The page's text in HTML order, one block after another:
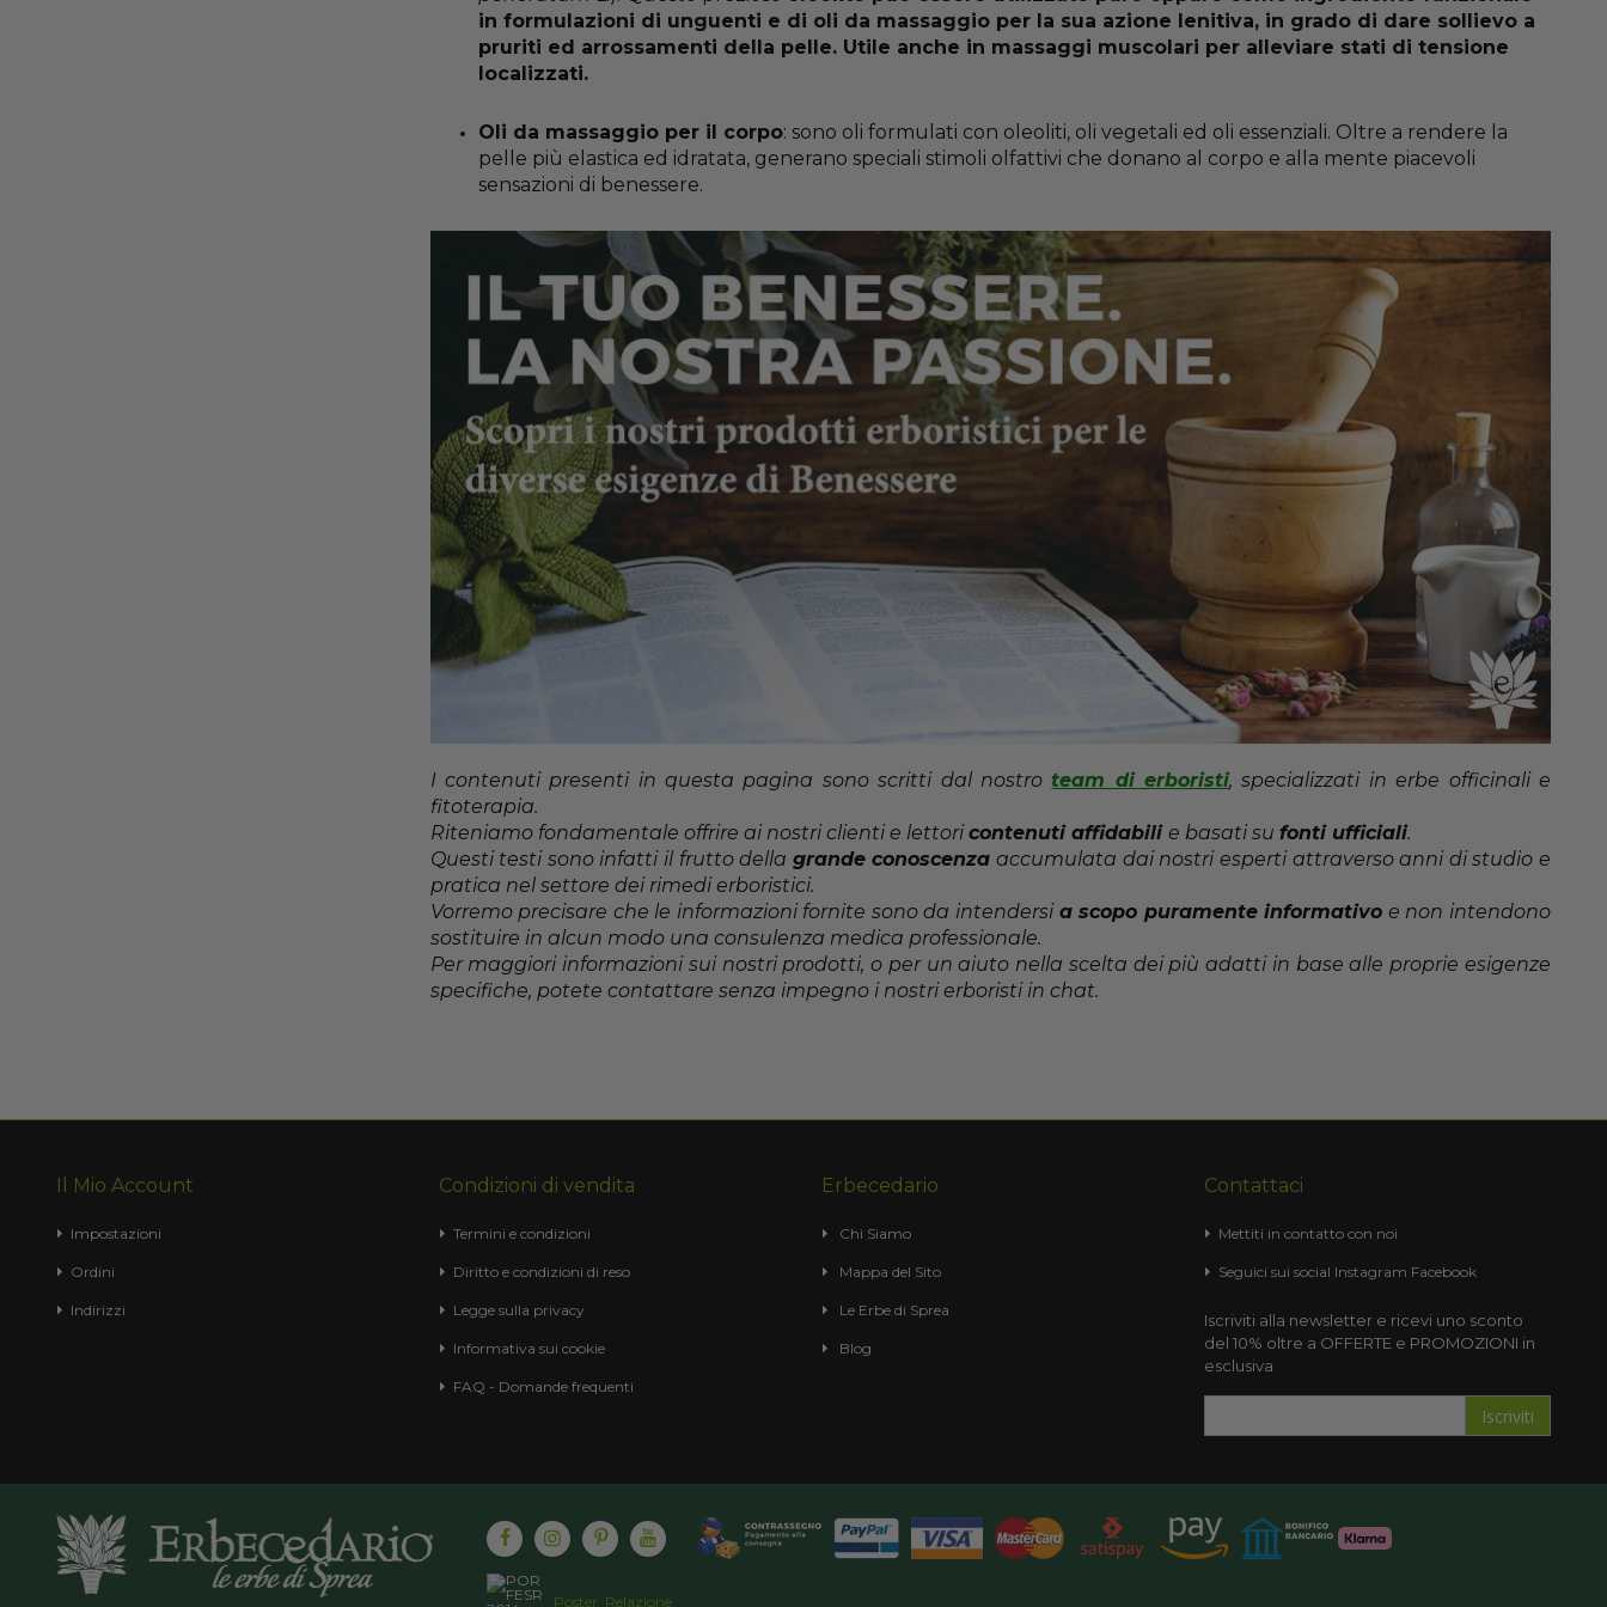
in formulazioni di unguenti e di oli da massaggio per la sua azione lenitiva, in grado di dare sollievo a
pruriti ed arrossamenti della pelle. Utile anche in massaggi muscolari per alleviare stati di tensione
localizzati.
Oli da massaggio per il corpo: sono oli formulati con oleoliti, oli vegetali ed oli essenziali. Oltre a rendere la
pelle più elastica ed idratata, generano speciali stimoli olfattivi che donano al corpo e alla mente piacevoli
sensazioni di benessere.
I contenuti presenti in questa pagina sono scritti dal nostroteam di erboristi, specializzati in erbe officinali e
fitoterapia.
Riteniamo fondamentale offrire ai nostri clienti e lettori contenuti affidabili e basati su fonti ufficiali.
Questi testi sono infatti il frutto della grande conoscenza accumulata dai nostri esperti attraverso anni di studio e
pratica nel settore dei rimedi erboristici.
Vorremo precisare che le informazioni fornite sono da intendersi a scopo puramente informativo e non intendono
sostituire in alcun modo una consulenza medica professionale.
Per maggiori informazioni sui nostri prodotti, o per un aiuto nella scelta dei più adatti in base alle proprie esigenze
specifiche, potete contattare senza impegno i nostri erboristi in chat.
Il Mio Account
Impostazioni
Ordini
Indirizzi
Condizioni di vendita
Termini e condizioni
Diritto e condizioni di reso
Legge sulla privacy
Informativa sui cookie
FAQ - Domande frequenti
Erbecedario
Chi Siamo
Mappa del Sito
Le Erbe di Sprea
Blog
Contattaci
Mettiti in contatto con noi
Seguici sui social Instagram Facebook
Iscriviti alla newsletter e ricevi uno sconto
del 10% oltre a OFFERTE e PROMOZIONI in
esclusiva
Iscriviti
Poster Relazione